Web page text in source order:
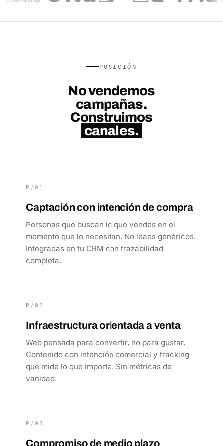
POSICIÓN
No vendemos
campañas.
Construimos
canales.
P/01
Captación con intención de compra
Personas que buscan lo que vendes en el
momento que lo necesitan. No leads genéricos.
Integradas en tu CRM con trazabilidad
completa.
P/02
Infraestructura orientada a venta
Web pensada para convertir, no para gustar.
Contenido con intención comercial y tracking
que mide lo que importa. Sin métricas de
vanidad.
P/03
Compromiso de medio plazo